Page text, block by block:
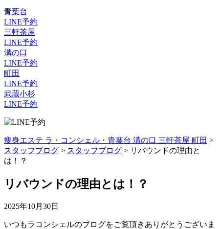
青葉台
LINE予約
三軒茶屋
LINE予約
溝の口
LINE予約
町田
LINE予約
武蔵小杉
LINE予約
痩身エステ ラ・コンシェル・青葉台 溝の口 三軒茶屋 町田 >
スタッフブログ > スタッフブログ > リバウンドの理由と
は！？
リバウンドの理由とは！？
2025年10月30日
いつもラコンシェルのブログをご覧頂きありがとうございま